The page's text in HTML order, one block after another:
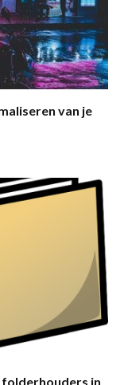
van je
folderhouders in